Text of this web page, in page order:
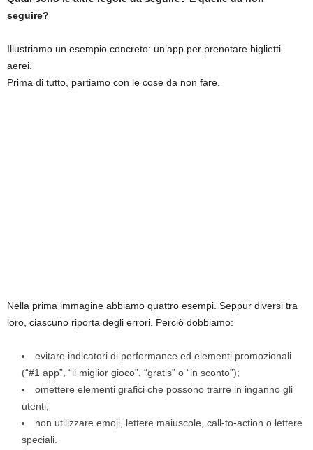
seguire?
Illustriamo un esempio concreto: un’app per prenotare biglietti
aerei.
Prima di tutto, partiamo con le cose da non fare.
Nella prima immagine abbiamo quattro esempi. Seppur diversi tra
loro, ciascuno riporta degli errori. Perciò dobbiamo:
evitare indicatori di performance ed elementi promozionali
(“#1 app”, “il miglior gioco”, “gratis” o “in sconto”);
omettere elementi grafici che possono trarre in inganno gli
utenti;
non utilizzare emoji, lettere maiuscole, call-to-action o lettere
speciali.